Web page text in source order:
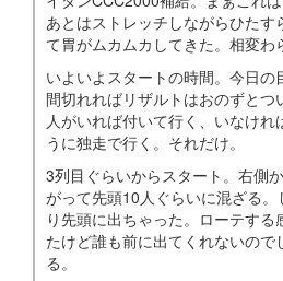
あとはストレッチしながらひたす
て胃がムカムカしてきた。相変わ
いよいよスタートの時間。今日
間切れればリザルトはおのずとつ
人がいれば付いて行く、いなけれ
うに独走で行く。それだけ。
3列目ぐらいからスタート。右側
がって先頭10人ぐらいに混ざる。
り先頭に出ちゃった。ローテす
たけど誰も前に出てくれないので
る。